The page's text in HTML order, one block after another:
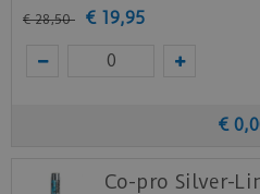
€ 28,50 € 19,95
€ 0,
Co-pro Silver-